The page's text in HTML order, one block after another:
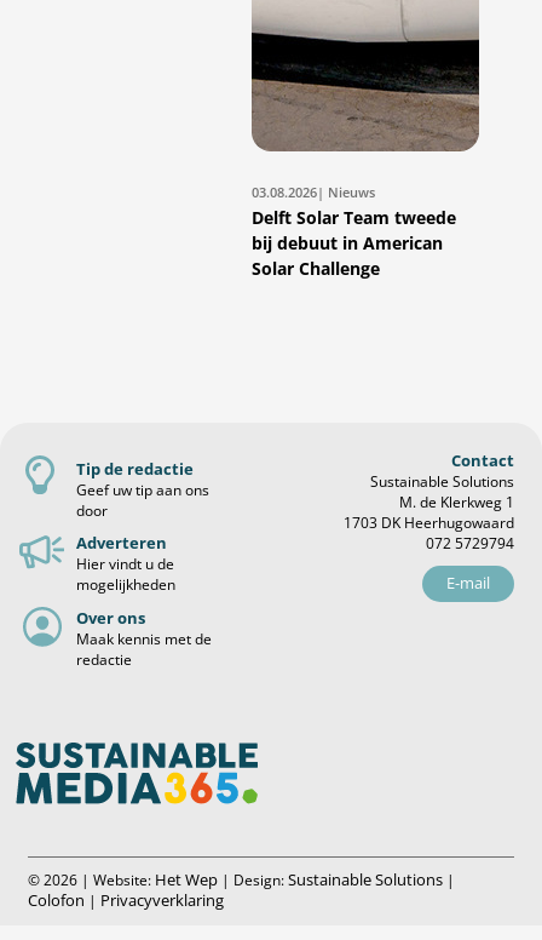
03.08.2026| Nieuws
Delft Solar Team tweede
bij debuut in American
Solar Challenge
Tip de redactie
Geef uw tip aan ons
door
Adverteren
Hier vindt u de
mogelijkheden
Over ons
Maak kennis met de
redactie
Contact
Sustainable Solutions
M. de Klerkweg 1
1703 DK Heerhugowaard
072 5729794
E-mail
© 2026 | Website: Het Wep | Design:Sustainable Solutions |
Colofon | Privacyverklaring